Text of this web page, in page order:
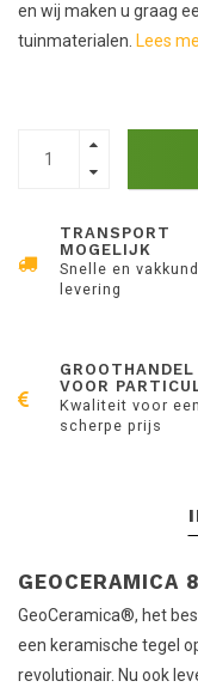
en wij maken u graag
tuinmaterialen. Lees
TRANSPORT
MOGELIJK
Snelle en
levering
GROOTHANDEL
VOOR
Kwaliteit voor een
scherpe prijs
GEOCERAMICA
GeoCeramica®, het
een keramische tegel
revolutionair. Nu ook